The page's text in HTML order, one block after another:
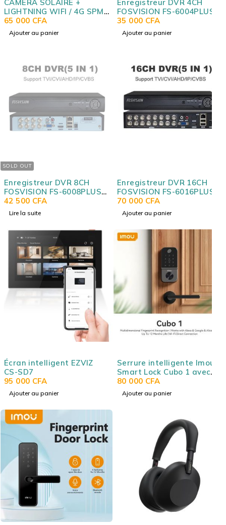
CAMERA SOLAIRE +
LIGHTNING WIFI / 4G SPM-
TG01
65 000 CFA
Ajouter au panier
Enregistreur DVR 4CH
FOSVISION FS-6004PLUS-
4CH (5MP) Analogic 5MP
35 000 CFA
Ajouter au panier
SOLD OUT
Enregistreur DVR 8CH
FOSVISION FS-6008PLUS-
8CH (5MP) Analogic 5MP
42 500 CFA
Lire la suite
Enregistreur DVR 16CH
FOSVISION FS-6016PLUS-
16CH (5MP) Analogic 5MP
70 000 CFA
Ajouter au panier
Écran intelligent EZVIZ
CS-SD7
95 000 CFA
Ajouter au panier
Serrure intelligente Imou
Smart Lock Cubo 1 avec
Reconnaissance
d'empreintes digitales
multidimensionnelle
80 000 CFA
Ajouter au panier